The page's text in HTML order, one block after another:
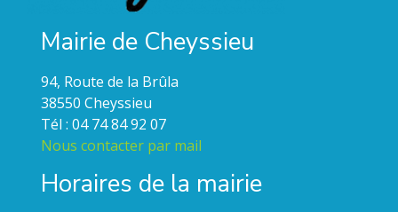
Mairie de Cheyssieu
94, Route de la Brûla
38550 Cheyssieu
Tél : 04 74 84 92 07
Nous contacter par mail
Horaires de la mairie